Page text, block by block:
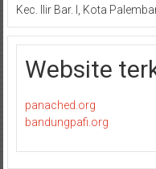
Kec. Ilir Bar. I, Kota
Website
panached.org
bandungpafi.org